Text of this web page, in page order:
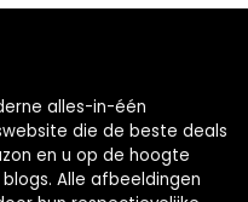
alles-in-één
die de beste deals
en u op de hoogte
Alle afbeeldingen